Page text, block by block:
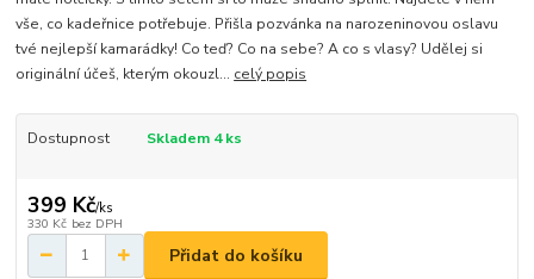
vše, co kadeřnice potřebuje. Přišla pozvánka na narozeninovou oslavu
tvé nejlepší kamarádky! Co teď? Co na sebe? A co s vlasy? Udělej si
originální účeš, kterým okouzl... celý popis
Dostupnost Skladem 4 ks
399 Kč/ks
330 Kč bez DPH
Přidat do košíku